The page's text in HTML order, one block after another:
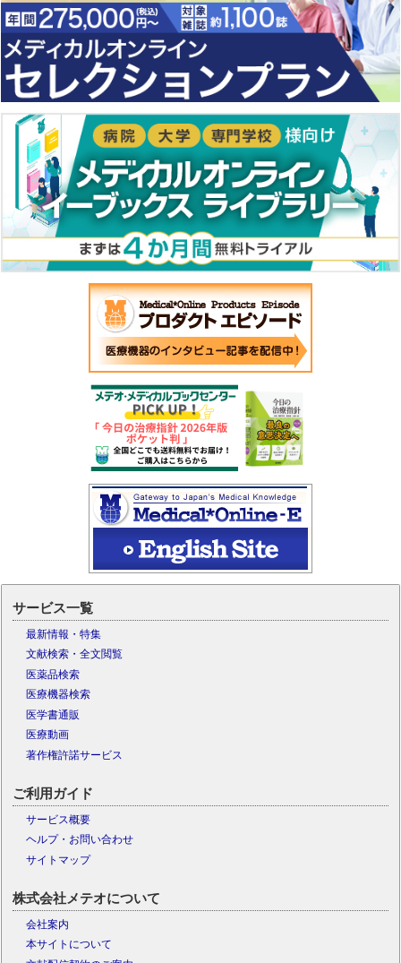
サービス一覧
最新情報・特集
文献検索・全文閲覧
医薬品検索
医療機器検索
医学書通販
医療動画
著作権許諾サービス
ご利用ガイド
サービス概要
ヘルプ・お問い合わせ
サイトマップ
株式会社メテオについて
会社案内
本サイトについて